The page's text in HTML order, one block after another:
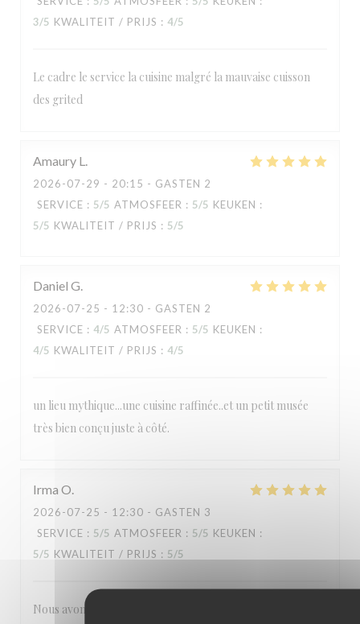
3/5 KWALITEIT / PRIJS : 4/5
Le cadre le service la cuisine malgré la mauvaise cuisson
des grited
Amaury L
2026-07-29 - 20:15 - GASTEN 2
SERVICE : 5/5 ATMOSFEER : 5/5 KEUKEN :
5/5 KWALITEIT / PRIJS : 5/5
Daniel G
2026-07-25 - 12:30 - GASTEN 2
SERVICE : 4/5 ATMOSFEER : 5/5 KEUKEN :
4/5 KWALITEIT / PRIJS : 4/5
un lieu mythique...une cuisine raffinée..et un petit musée
très bien conçu juste à côté.
Irma O
2026-07-25 - 12:30 - GASTEN 3
SERVICE : 5/5 ATMOSFEER : 5/5 KEUKEN :
5/5 KWALITEIT / PRIJS : 5/5
Nous avons tous aimé notre visite : la cuisine française telle